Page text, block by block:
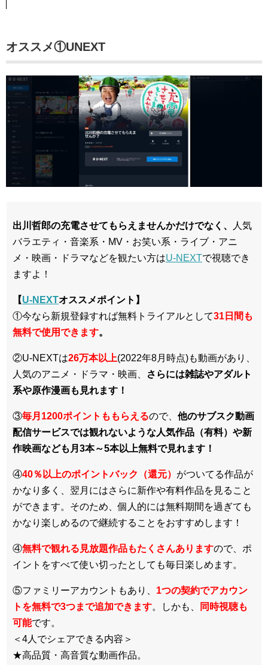
オススメ①UNEXT
出川哲郎の充電させてもらえませんかだけでなく、
人気
バラエティ・音楽系・MV・お笑い系・ライブ・アニ
メ・映画・ドラマなどを観たい方はU-NEXTで視聴でき
ますよ！
【U-NEXTオススメポイント】
①今なら新規登録すれば無料トライアルとして31日間も
無料で使用できます。
②U-NEXTは26万本以上(2022年8月時点)も動画があり、
人気のアニメ・ドラマ・映画、
さらには雑誌やアダルト
系や原作漫画も見れます！
③毎月1200ポイントももらえるので、 他のサブスク動画
配信サービスでは観れないような人気作品（有料）や新
作映画なども月3本～5本以上無料で見れます！
④40％以上のポイントバック（還元） がついてる作品が
かなり多く、翌月にはさらに新作や有料作品を見ること
ができます。そのため、個人的には無料期間を過ぎても
かなり楽しめるので継続することをおすすめします！
④無料で観れる見放題作品もたくさんありますので、ポ
イントをすべて使い切ったとしても毎日楽しめます。
⑤ファミリーアカウントもあり、 1つの契約でアカウン
トを無料で3つまで追加できます。しかも、
同時視聴も
可能です。
＜4人でシェアできる内容＞
★高品質・高音質な動画作品。